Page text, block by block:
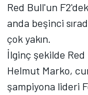
Red Bull'un
anda beşinci
çok yakın.
İlginç şekilde Red
Helmut Marko,
şampiyona lideri